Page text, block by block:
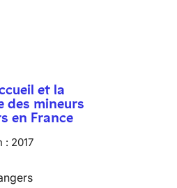
et la
des mineurs
en France
: 2017